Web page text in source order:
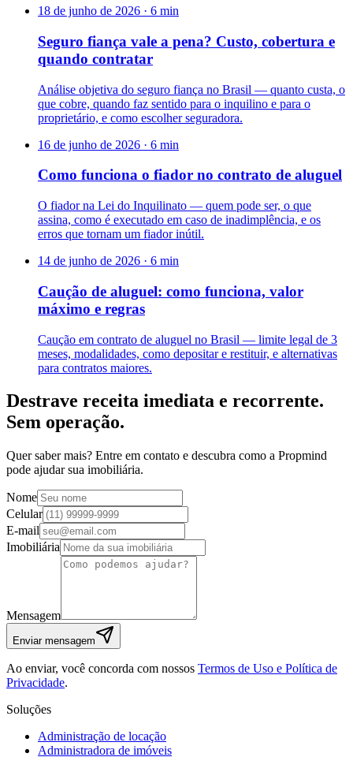
18 de junho de 2026 · 6 min
Seguro fiança vale a pena? Custo, cobertura e
quando contratar
Análise objetiva do seguro fiança no Brasil — quanto custa, o
que cobre, quando faz sentido para o inquilino e para o
proprietário, e como escolher seguradora.
16 de junho de 2026 · 6 min
Como funciona o fiador no contrato de aluguel
O fiador na Lei do Inquilinato — quem pode ser, o que
assina, como é executado em caso de inadimplência, e os
erros que tornam um fiador inútil.
14 de junho de 2026 · 6 min
Caução de aluguel: como funciona, valor
máximo e regras
Caução em contrato de aluguel no Brasil — limite legal de 3
meses, modalidades, como depositar e restituir, e alternativas
para contratos maiores.
Destrave receita imediata e recorrente.
Sem operação.
Quer saber mais? Entre em contato e descubra como a Propmind
pode ajudar sua imobiliária.
Nome
Celular
E-mail
Imobiliária
Mensagem
Enviar mensagem
Ao enviar, você concorda com nossos Termos de Uso e Política de
Privacidade.
Soluções
Administração de locação
Administradora de imóveis